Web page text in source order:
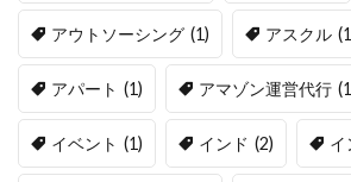
アウトソーシング (1) アスクル
アパート (1) アマゾン運営代行
イベント (1) インド (2) イ